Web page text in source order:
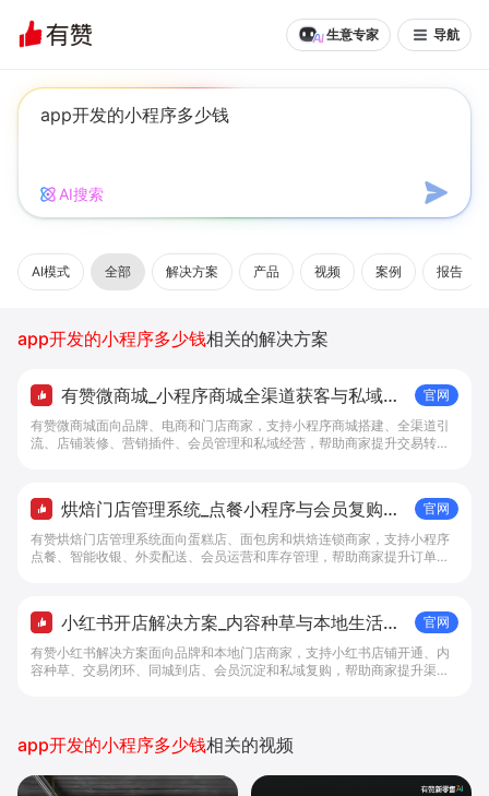
生意专家 导航
AI搜索
AI模式 全部 解决方案 产品 视频 案例 报告
app开发的小程序多少钱相关的解决方案
有赞微商城_小程序商城全渠道获客与私域复
购工具 - 做生意, 找有赞
官网
有赞微商城面向品牌、电商和门店商家，支持小程序商城搭建、全渠道引
流、店铺装修、营销插件、会员管理和私域经营，帮助商家提升交易转化
烘焙门店管理系统_点餐小程序与会员复购工
具 - 做生意, 找有赞
官网
有赞烘焙门店管理系统面向蛋糕店、面包房和烘焙连锁商家，支持小程序
点餐、智能收银、外卖配送、会员运营和库存管理，帮助商家提升订单转
小红书开店解决方案_内容种草与本地生活转
化工具 - 做生意, 找有赞
官网
有赞小红书解决方案面向品牌和本地门店商家，支持小红书店铺开通、内
容种草、交易闭环、同城到店、会员沉淀和私域复购，帮助商家提升渠道
app开发的小程序多少钱相关的视频